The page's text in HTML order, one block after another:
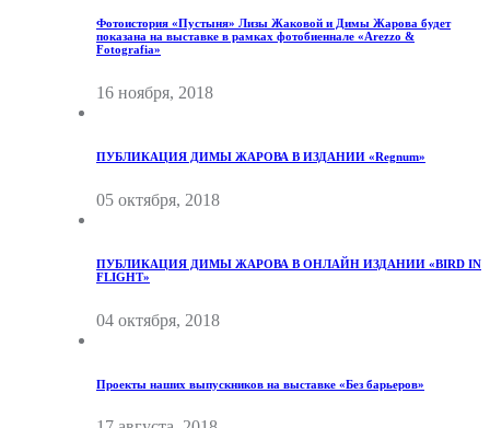
Фотоистория «Пустыня» Лизы Жаковой и Димы Жарова будет
показана на выставке в рамках фотобиеннале «Arezzo &
Fotografia»
16 ноября, 2018
ПУБЛИКАЦИЯ ДИМЫ ЖАРОВА В ИЗДАНИИ «Regnum»
05 октября, 2018
ПУБЛИКАЦИЯ ДИМЫ ЖАРОВА В ОНЛАЙН ИЗДАНИИ «BIRD IN
FLIGHT»
04 октября, 2018
Проекты наших выпускников на выставке «Без барьеров»